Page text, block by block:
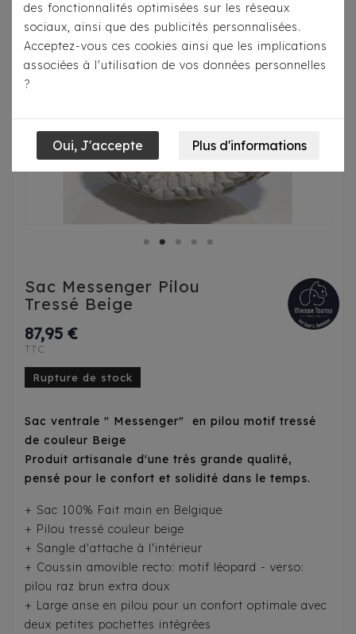
Sac Messenger Pilou
Tressé Beige
87,95 €
TTC
Rupture de stock
Sac ventrale " Messenger" en pilou motif tressé
de couleur Beige
Produit artisanale d'une très grande qualité,
pensé pour le confort et solidité dans le temps.
+ Sac 100% Fait main en Belgique
+ Pilou tressé couleur beige
+ Sangle d'attache à l'intérieur
+ Coussin amovible recto: motif léopard - verso:
pilou raz brun extra doux
+ Large anse en pilou pour un confort optimale avec
deux petites pochettes intégrées
des fonctionnalités optimisées sur les réseaux
sociaux, ainsi que des publicités personnalisées.
Acceptez-vous ces cookies ainsi que les implications
associées à l'utilisation de vos données personnelles
?